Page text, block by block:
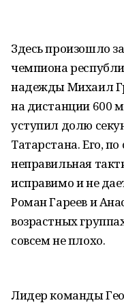
Здесь произошло
чемпиона
надежды Михаил
на дистанции 600
уступил долю
Татарстана. Его,
неправильная
исправимо и не
Роман Гареев и
возрастных
совсем не плохо.
Лидер команды